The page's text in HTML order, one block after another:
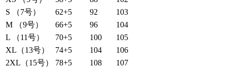
S （7号）
62+5 92
103
M （9号）
66+5 96
104
L （11号）
70+5 100
105
XL（13号）
74+5 104
106
2XL（15号）
78+5 108
107